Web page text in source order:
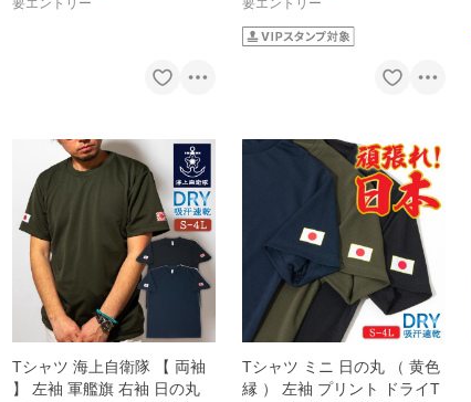
要エントリー 要エントリー
Tシャツ 海上自衛隊 【 両袖
】 左袖 軍艦旗 右袖 日の丸
Tシャツ ミニ 日の丸 （ 黄色
縁 ） 左袖 プリント ドライT